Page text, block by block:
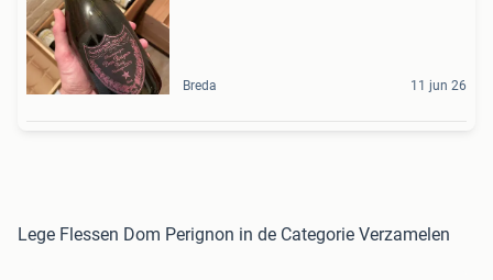
Breda 11 jun 26
Lege Flessen Dom Perignon in de Categorie Verzamelen